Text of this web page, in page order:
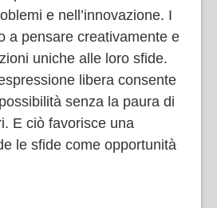
e nell’innovazione. I
a pensare creativamente e
uniche alle loro sfide.
libera consente
senza la paura di
E ciò favorisce una
le sfide come opportunità